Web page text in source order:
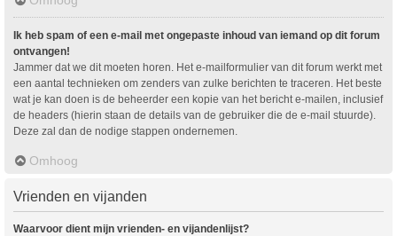
Ik heb spam of een e-mail met ongepaste inhoud van iemand op dit forum
ontvangen!
Jammer dat we dit moeten horen. Het e-mailformulier van dit forum werkt met
een aantal technieken om zenders van zulke berichten te traceren. Het beste
wat je kan doen is de beheerder een kopie van het bericht e-mailen, inclusief
de headers (hierin staan de details van de gebruiker die de e-mail stuurde).
Deze zal dan de nodige stappen ondernemen.
Omhoog
Vrienden en vijanden
Waarvoor dient mijn vrienden- en vijandenlijst?